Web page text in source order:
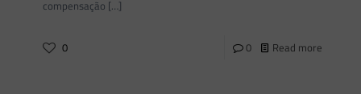
compensação […]
0 0 Read more